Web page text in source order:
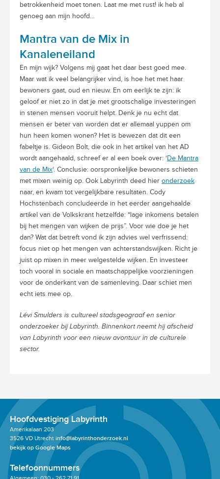
betrokkenheid moet tonen. Laat me met rust! ik heb al
genoeg aan mijn hoofd…
Mantra van de Mix in
Kanaleneiland
En mijn wijk? Volgens mij gaat het daar best goed mee.
Maar wat ik veel belangrijker vind, is hoe het met haar
bewoners gaat, oud en nieuw. En om eerlijk te zijn: ik
geloof er niet zo in dat je met grootschalige investeringen
in stenen mensen vooruit helpt. Denk je nu echt dat
mensen er beter van worden dat er allemaal yuppen om
hun heen komen wonen? Het is bewezen dat dit een
fabeltje is. Gideon Bolt, die ook in het artikel van het AD
wordt aangehaald, schreef er al een boek over: ‘De Mantra
van de Mix‘. Conclusie: oorspronkelijke bewoners schieten
met mixen weinig op. Ook Labyrinth deed hier onderzoek
naar, en kwam tot vergelijkbare resultaten. Cody
Hochstenbach concludeerde in het eerder aangehaalde
artikel van de Volkskrant hetzelfde: “lage inkomens betalen
bij het mengen van wijken de prijs”. Voor wie doe je het
dan? Wat dat betreft vond ik zijn advies wel verfrissend:
focus niet op het mengen van achterstandswijken. Richt je
juist op mixen in meer welgestelde wijken. En investeer
toch vooral in sociale en maatschappelijke voorzieningen
voor de onderkant van de samenleving. Daar schiet men
echt iets mee op.
Lévi Smulders is cultureel stadsgeograaf en senior
onderzoeker bij Labyrinth. Binnenkort neemt hij afscheid
van Labyrinth voor een nieuw avontuur in de culturele
sector.
Hoofdvestiging Labyrinth
Amerikalaan 203
3526 VD Utrecht info@labyrinthonderzoek.nl
bekijk op Google Maps
Telefoonnummers